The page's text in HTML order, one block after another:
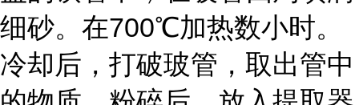
细砂。在700℃加热数小时。
冷却后，打破玻管，取出管中